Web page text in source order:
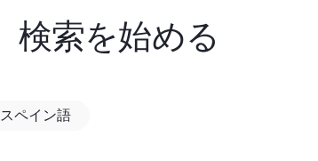
検索を始める
スペイン語